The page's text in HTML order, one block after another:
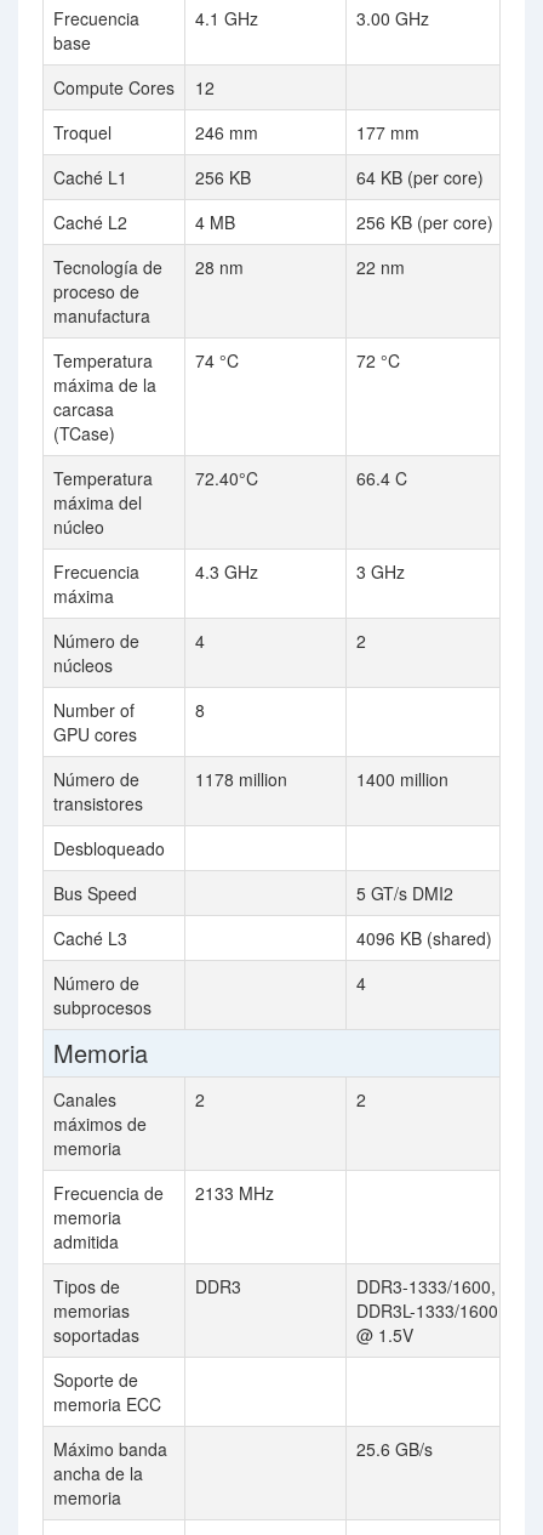
Frecuencia
base
4.1 GHz 3.00 GHz
Compute Cores
12
Troquel
246 mm
177 mm
Caché L1
256 KB
64 KB (per core)
Caché L2
4 MB
256 KB (per core)
Tecnología de
proceso de
manufactura
28 nm 22 nm
Temperatura
máxima de la
carcasa
(TCase)
74 °C 72 °C
Temperatura
máxima del
núcleo
72.40°C 66.4 C
Frecuencia
máxima
4.3 GHz 3 GHz
Número de
núcleos
4 2
Number of
GPU cores
8
Número de
transistores
1178 million 1400 million
Desbloqueado
Bus Speed
5 GT/s DMI2
Caché L3
4096 KB (shared)
Número de
subprocesos
4
Memoria
Canales
máximos de
memoria
2 2
Frecuencia de
memoria
admitida
2133 MHz
Tipos de
memorias
soportadas
DDR3
DDR3-1333/1600,
DDR3L-1333/1600
@ 1.5V
Soporte de
memoria ECC
Máximo banda
ancha de la
memoria
25.6 GB/s